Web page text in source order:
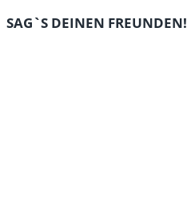
SAG`S DEINEN FREUNDEN!